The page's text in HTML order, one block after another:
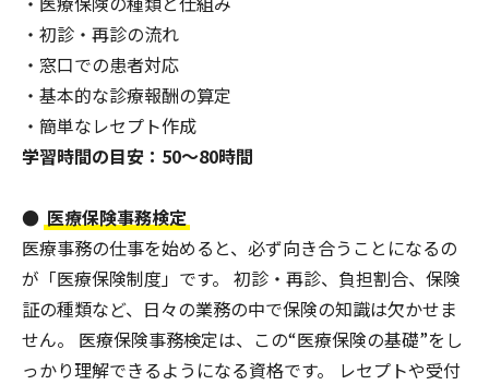
・初診・再診の流れ
・窓口での患者対応
・基本的な診療報酬の算定
・簡単なレセプト作成
学習時間の目安：50〜80時間
● 医療保険事務検定
医療事務の仕事を始めると、必ず向き合うことになるの
が「医療保険制度」です。 初診・再診、負担割合、保険
証の種類など、日々の業務の中で保険の知識は欠かせま
せん。 医療保険事務検定は、この“医療保険の基礎”をし
っかり理解できるようになる資格です。 レセプトや受付